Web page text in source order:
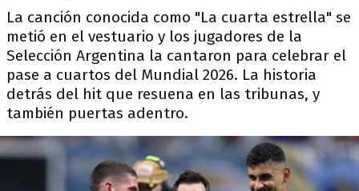
La canción conocida como "La cuarta estrella" se
metió en el vestuario y los jugadores de la
Selección Argentina la cantaron para celebrar el
pase a cuartos del Mundial 2026. La historia
detrás del hit que resuena en las tribunas, y
también puertas adentro.